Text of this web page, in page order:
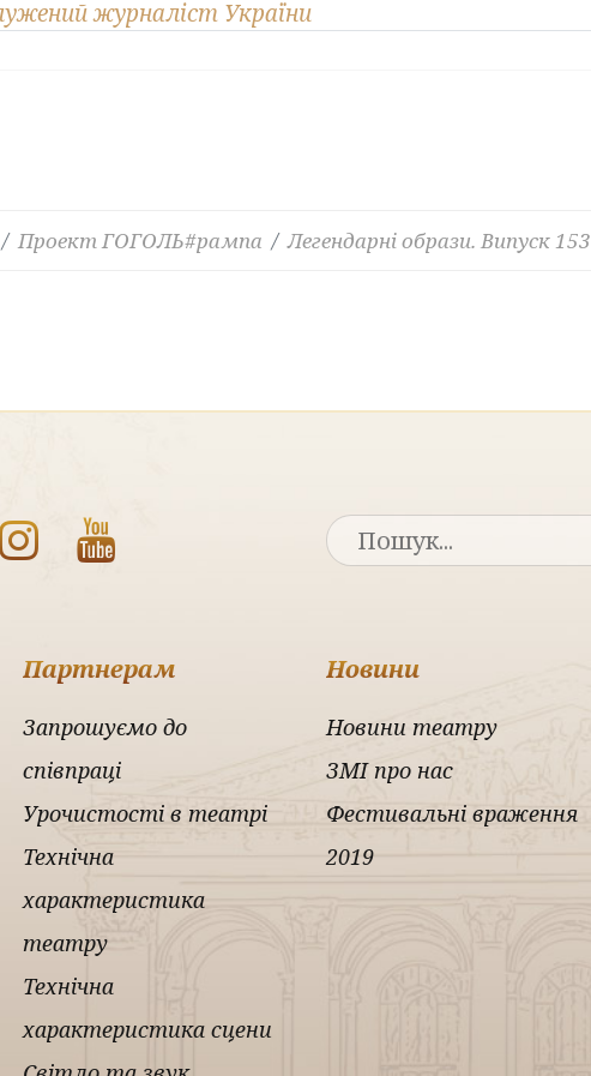
журналіст України
Проект ГОГОЛЬ#рампа Легендарні образи. Випуск 153
Партнерам
Запрошуємо до
співпраці
Урочистості в театрі
Технічна
характеристика
театру
Технічна
характеристика сцени
Новини
Новини театру
ЗМІ про нас
Фестивальні враження
2019